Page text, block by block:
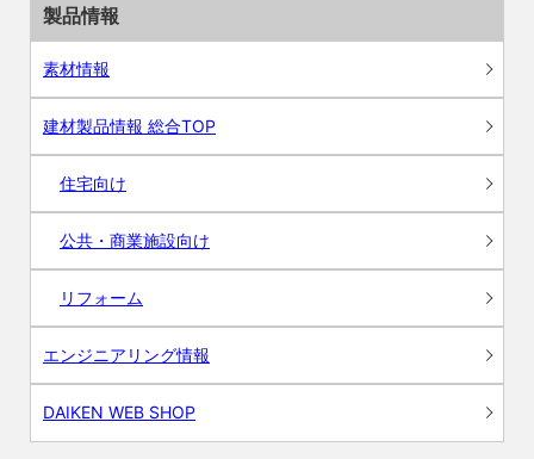
製品情報
素材情報
建材製品情報 総合TOP
住宅向け
公共・商業施設向け
リフォーム
エンジニアリング情報
DAIKEN WEB SHOP